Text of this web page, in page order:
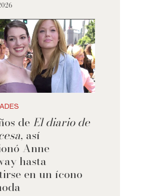
de El diario de
, así
Anne
hasta
en un ícono